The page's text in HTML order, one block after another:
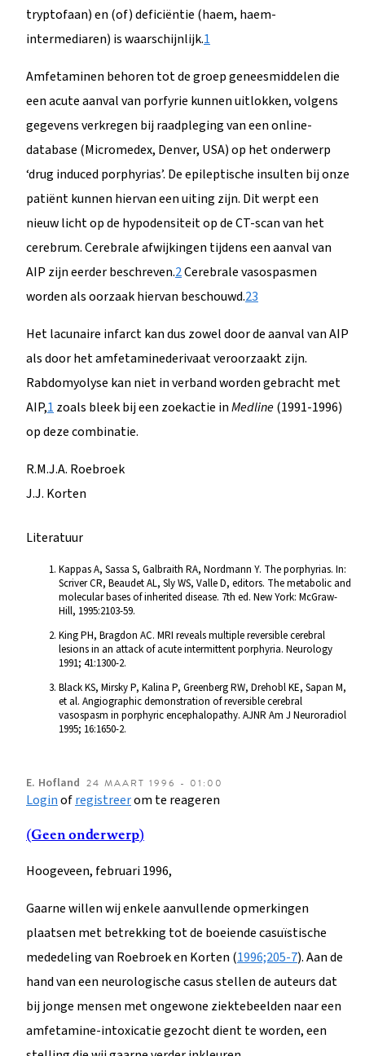
tryptofaan) en (of) deficiëntie (haem, haem-
intermediaren) is waarschijnlijk.1
Amfetaminen behoren tot de groep geneesmiddelen die
een acute aanval van porfyrie kunnen uitlokken, volgens
gegevens verkregen bij raadpleging van een online-
database (Micromedex, Denver, USA) op het onderwerp
‘drug induced porphyrias’. De epileptische insulten bij onze
patiënt kunnen hiervan een uiting zijn. Dit werpt een
nieuw licht op de hypodensiteit op de CT-scan van het
cerebrum. Cerebrale afwijkingen tijdens een aanval van
AIP zijn eerder beschreven.2Cerebrale vasospasmen
worden als oorzaak hiervan beschouwd.23
Het lacunaire infarct kan dus zowel door de aanval van AIP
als door het amfetaminederivaat veroorzaakt zijn.
Rabdomyolyse kan niet in verband worden gebracht met
AIP,1 zoals bleek bij een zoekactie inMedline(1991-1996)
op deze combinatie.
R.M.J.A. Roebroek
J.J. Korten
Literatuur
Kappas A, Sassa S, Galbraith RA, Nordmann Y. The porphyrias. In:
Scriver CR, Beaudet AL, Sly WS, Valle D, editors. The metabolic and
molecular bases of inherited disease. 7th ed. New York: McGraw-
Hill, 1995:2103-59.
King PH, Bragdon AC. MRI reveals multiple reversible cerebral
lesions in an attack of acute intermittent porphyria. Neurology
1991; 41:1300-2.
Black KS, Mirsky P, Kalina P, Greenberg RW, Drehobl KE, Sapan M,
et al. Angiographic demonstration of reversible cerebral
vasospasm in porphyric encephalopathy. AJNR Am J Neuroradiol
1995; 16:1650-2.
E. Hofland 24 MAART 1996 - 01:00
Loginofregistreerom te reageren
(Geen onderwerp)
Hoogeveen, februari 1996,
Gaarne willen wij enkele aanvullende opmerkingen
plaatsen met betrekking tot de boeiende casuïstische
mededeling van Roebroek en Korten (1996;205-7). Aan de
hand van een neurologische casus stellen de auteurs dat
bij jonge mensen met ongewone ziektebeelden naar een
amfetamine-intoxicatie gezocht dient te worden, een